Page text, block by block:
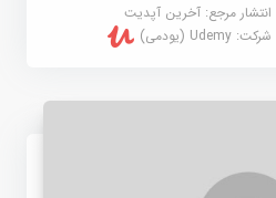
انتشار مرجع:آخرین آپدیت
شرکت:Udemy (یودمی)